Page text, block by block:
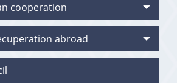
cooperation
abroad